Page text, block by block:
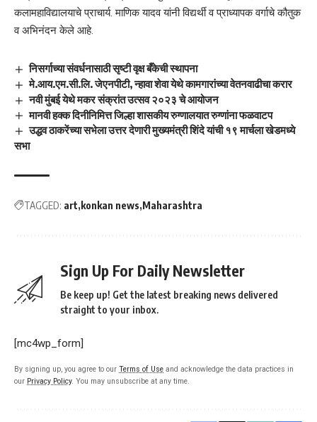
कलामहाविद्यालयाचे प्राचार्य. माणिक यादव यांनी विद्यर्थी व प्राध्यापक वर्गाचे कौतुक
व अभिनंदन केले आहे.
निसर्गाच्या संवर्धनासाठी सृष्टी वृक्ष बँकेची स्थापना
मे.आय.एम.सी.लि. जेएनपीटी, न्हावा शेवा येथे कामगारांच्या वेतनवाढीचा करार
नवी मुंबई येथे मकर संक्रांत उत्सव २०२३ चे आयोजन
मानवी हक्क दिनीनिमित्त जिल्हा शासकीय रुग्णालयात रुग्णांना फळवाटप
उद्धव ठाकरेंच्या सभेला उत्तर देणारी मुख्यमंत्री शिंदे यांची १९ मार्चला खेडमध्ये
सभा
TAGGED: art konkan news Maharashtra
Sign Up For Daily Newsletter
Be keep up! Get the latest breaking news delivered
straight to your inbox.
[mc4wp_form]
By signing up, you agree to our Terms of Use and acknowledge the data practices in
our Privacy Policy. You may unsubscribe at any time.